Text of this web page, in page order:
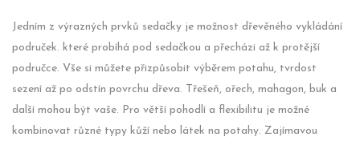
Jedním z výrazných prvků sedačky je možnost dřevěného vykládání
područek. které probíhá pod sedačkou a přecházi až k protější
područce. Vše si můžete přizpůsobit výběrem potahu, tvrdost
sezení až po odstín povrchu dřeva. Třešeň, ořech, mahagon, buk a
další mohou být vaše. Pro větší pohodlí a flexibilitu je možné
kombinovat různé typy kůží nebo látek na potahy. Zajímavou